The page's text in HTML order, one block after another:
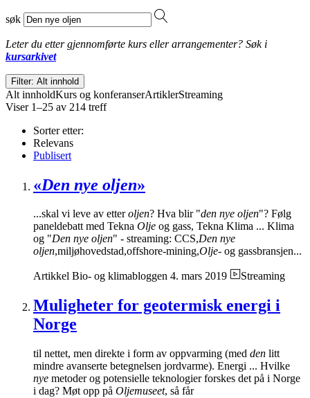
søk
Leter du etter gjennomførte kurs eller arrangementer? Søk i
kursarkivet
Filter: Alt innhold
Alt innholdKurs og konferanserArtiklerStreaming
Viser 1–25 av 214 treff
Sorter etter:
Relevans
Publisert
«Den nye oljen»
...skal vi leve av etteroljen? Hva blir "den nye oljen"? Følg
paneldebatt med Tekna Olje og gass, Tekna Klima ... Klima
og "Den nye oljen" - streaming: CCS,Den nye
oljen,miljøhovedstad,offshore-mining,Olje- og gassbransjen...
Artikkel Bio- og klimabloggen 4. mars 2019 Streaming
Muligheter for geotermisk energi i
Norge
til nettet, men direkte i form av oppvarming (med den litt
mindre avanserte betegnelsen jordvarme). Energi ... Hvilke
nye metoder og potensielle teknologier forskes det på i Norge
i dag? Møt opp på Oljemuseet, så får